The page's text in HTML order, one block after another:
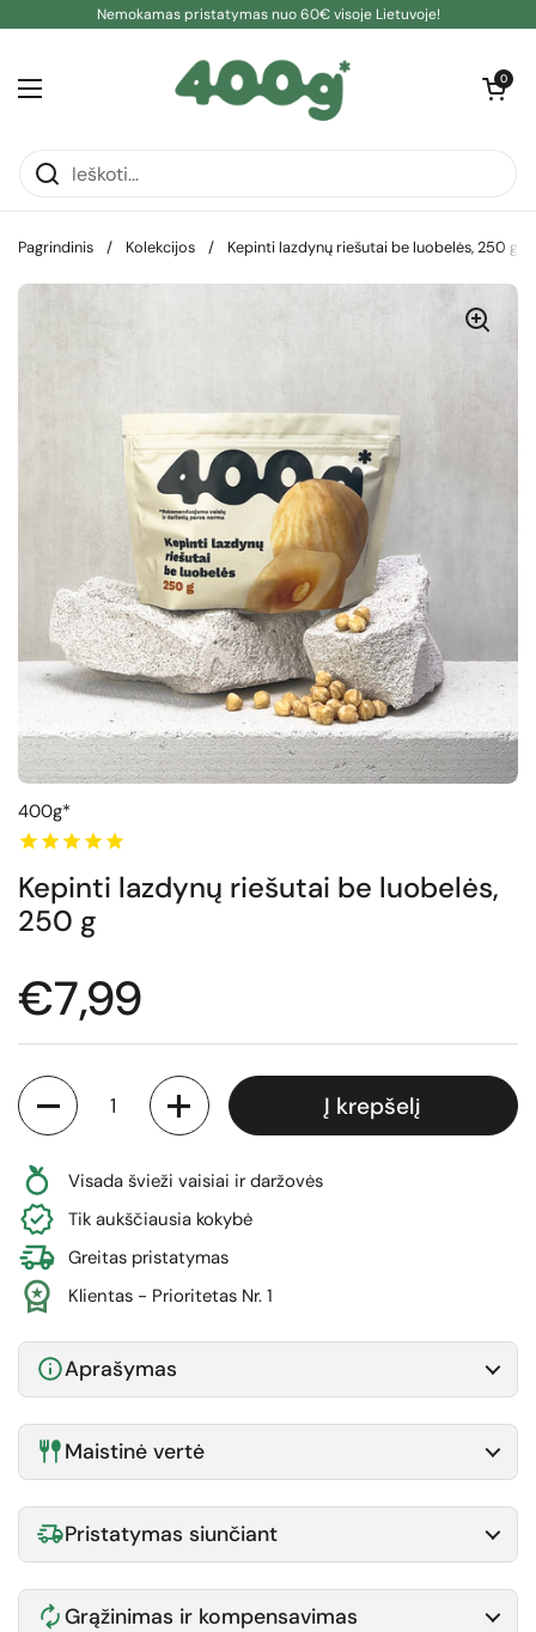
Pereiti prie turinioNemokamas pristatymas nuo 60€ visoje Lietuvoje!
Atidaryti meniu
Atidaryti
0
Pagrindinis / Kolekcijos / Kepinti lazdynų riešutai be luobelės, 250 g
400g*
Kepinti lazdynų riešutai be luobelės,
250 g
Normali kaina
€7,99
Kiekis
Į krepšelį
Visada švieži vaisiai ir daržovės
Tik aukščiausia kokybė
Greitas pristatymas
Klientas - Prioritetas Nr. 1
Aprašymas
Maistinė vertė
Pristatymas siunčiant
Grąžinimas ir kompensavimas